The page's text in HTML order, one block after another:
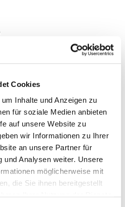
Cookies
Inhalte und Anzeigen zu
für soziale Medien anbieten
auf unsere Website zu
wir Informationen zu Ihrer
an unsere Partner für
und Analysen weiter. Unsere
möglicherweise mit
die Sie ihnen bereitgestellt